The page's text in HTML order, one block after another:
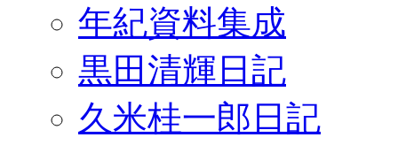
年紀資料集成
黒田清輝日記
久米桂一郎日記